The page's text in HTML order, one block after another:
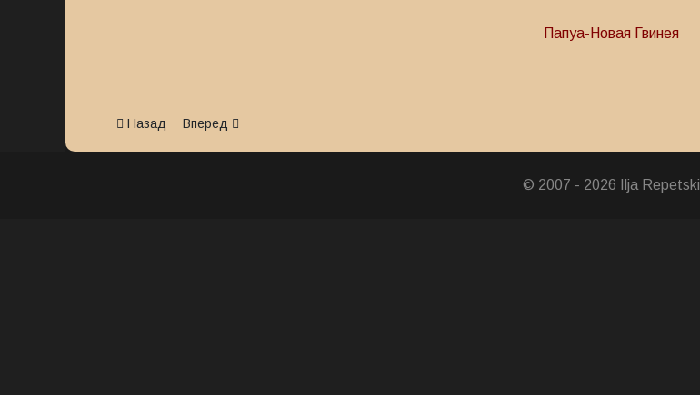
Папуа-Новая Гвинея
Предыдущий: Медаль Независимости
Назад Следующий: Медаль пожарной охраны За похвальную службу
Вперед
© 2007 - 2026 Ilja Repetski